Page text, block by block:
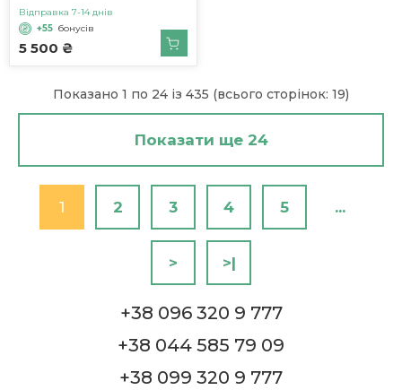
5 500 ₴
Відправка 7-14 днів
+55 бонусів
Показано 1 по 24 із 435 (всього сторінок: 19)
Показати ще 24
1 2 3 4 5 ...
> >|
+38 096 320 9 777
+38 044 585 79 09
+38 099 320 9 777